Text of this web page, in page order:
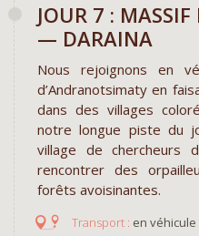
JOUR 7 :
— DARAINA
Nous rejoignons en
d’Andranotsimaty en
dans des villages
notre longue piste du
village de chercheurs
rencontrer des
forêts avoisinantes.
en